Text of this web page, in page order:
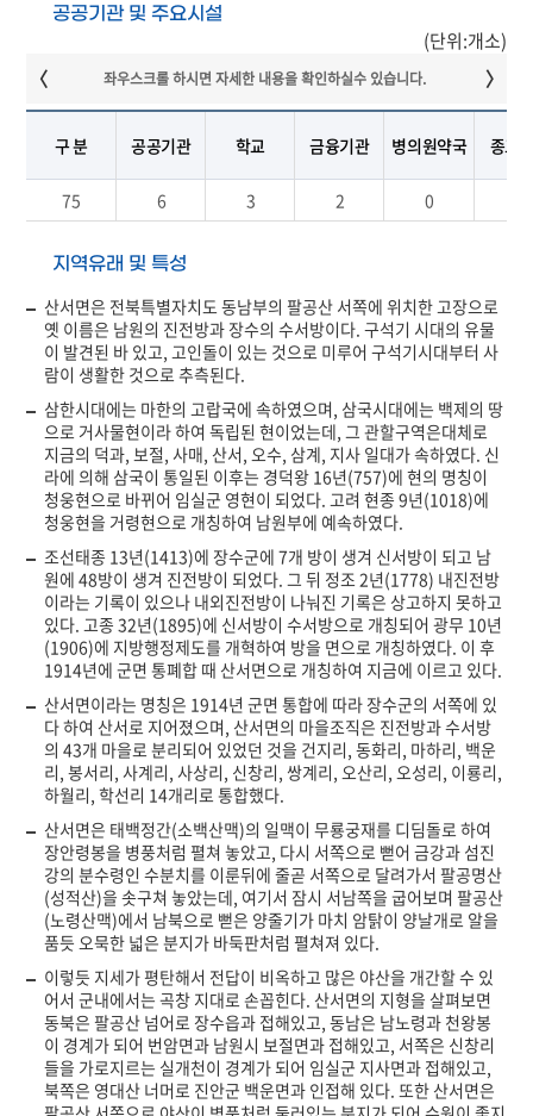
공공기관 및 주요시설
(단위:개소)
구 분 공공기관 학교 금융기관 병의원약국 종교
75 6 3 2 0
지역유래 및 특성
산서면은 전북특별자치도 동남부의 팔공산 서쪽에 위치한 고장으로
옛 이름은 남원의 진전방과 장수의 수서방이다. 구석기 시대의 유물
이 발견된 바 있고, 고인돌이 있는 것으로 미루어 구석기시대부터 사
람이 생활한 것으로 추측된다.
삼한시대에는 마한의 고랍국에 속하였으며, 삼국시대에는 백제의 땅
으로 거사물현이라 하여 독립된 현이었는데, 그 관할구역은대체로
지금의 덕과, 보절, 사매, 산서, 오수, 삼계, 지사 일대가 속하였다. 신
라에 의해 삼국이 통일된 이후는 경덕왕 16년(757)에 현의 명칭이
청웅현으로 바뀌어 임실군 영현이 되었다. 고려 현종 9년(1018)에
청웅현을 거령현으로 개칭하여 남원부에 예속하였다.
조선태종 13년(1413)에 장수군에 7개 방이 생겨 신서방이 되고 남
원에 48방이 생겨 진전방이 되었다. 그 뒤 정조 2년(1778) 내진전방
이라는 기록이 있으나 내외진전방이 나눠진 기록은 상고하지 못하고
있다. 고종 32년(1895)에 신서방이 수서방으로 개칭되어 광무 10년
(1906)에 지방행정제도를 개혁하여 방을 면으로 개칭하였다. 이 후
1914년에 군면 통폐합 때 산서면으로 개칭하여 지금에 이르고 있다.
산서면이라는 명칭은 1914년 군면 통합에 따라 장수군의 서쪽에 있
다 하여 산서로 지어졌으며, 산서면의 마을조직은 진전방과 수서방
의 43개 마을로 분리되어 있었던 것을 건지리, 동화리, 마하리, 백운
리, 봉서리, 사계리, 사상리, 신창리, 쌍계리, 오산리, 오성리, 이룡리,
하월리, 학선리 14개리로 통합했다.
산서면은 태백정간(소백산맥)의 일맥이 무룡궁재를 디딤돌로 하여
장안령봉을 병풍처럼 펼쳐 놓았고, 다시 서쪽으로 뻗어 금강과 섬진
강의 분수령인 수분치를 이룬뒤에 줄곧 서쪽으로 달려가서 팔공명산
(성적산)을 솟구쳐 놓았는데, 여기서 잠시 서남쪽을 굽어보며 팔공산
(노령산맥)에서 남북으로 뻗은 양줄기가 마치 암탉이 양날개로 알을
품듯 오묵한 넓은 분지가 바둑판처럼 펼쳐져 있다.
이렇듯 지세가 평탄해서 전답이 비옥하고 많은 야산을 개간할 수 있
어서 군내에서는 곡창 지대로 손꼽힌다. 산서면의 지형을 살펴보면
동북은 팔공산 넘어로 장수읍과 접해있고, 동남은 남노령과 천왕봉
이 경계가 되어 번암면과 남원시 보절면과 접해있고, 서쪽은 신창리
들을 가로지르는 실개천이 경계가 되어 임실군 지사면과 접해있고,
북쪽은 영대산 너머로 진안군 백운면과 인접해 있다. 또한 산서면은